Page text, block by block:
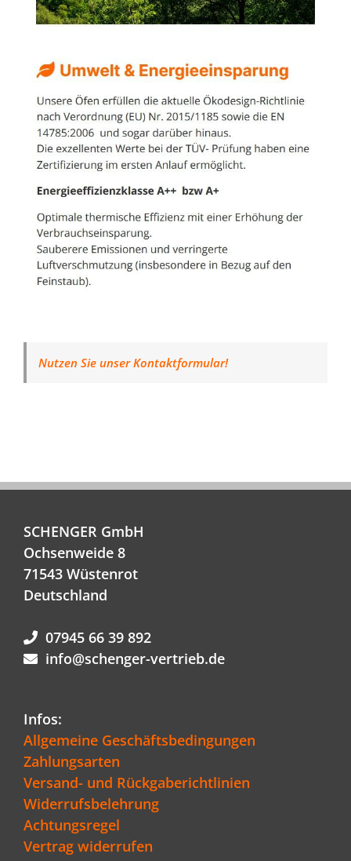
Nutzen Sie unser Kontaktformular!
SCHENGER GmbH
Ochsenweide 8
71543 Wüstenrot
Deutschland
07945 66 39 892
info@schenger-vertrieb.de
Infos:
Allgemeine Geschäftsbedingungen
Zahlungsarten
Versand- und Rückgaberichtlinien
Widerrufsbelehrung
Achtungsregel
Vertrag widerrufen